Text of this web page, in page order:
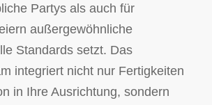
Partys als auch für
außergewöhnliche
Standards setzt. Das
integriert nicht nur Fertigkeiten
in Ihre Ausrichtung, sondern